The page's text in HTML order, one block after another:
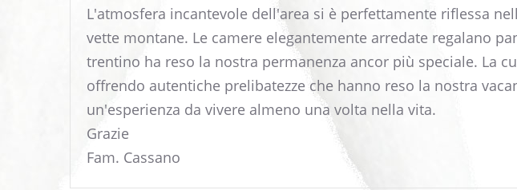
L'atmosfera incantevole dell'area si è perfettamente riflessa
vette montane. Le camere elegantemente arredate regalano
trentino ha reso la nostra permanenza ancor più speciale. La
offrendo autentiche prelibatezze che hanno reso la nostra
un'esperienza da vivere almeno una volta nella vita.
Grazie
Fam. Cassano